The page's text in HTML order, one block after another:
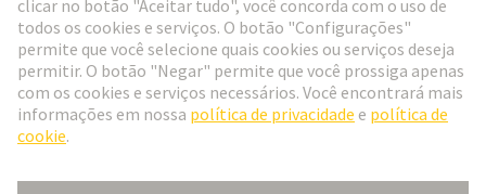
Portugal Português